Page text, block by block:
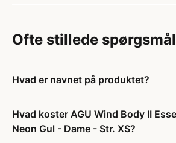
Ofte stillede spørgsmål
Hvad er navnet på produktet?
Hvad koster AGU Wind Body II
Neon Gul - Dame - Str. XS?